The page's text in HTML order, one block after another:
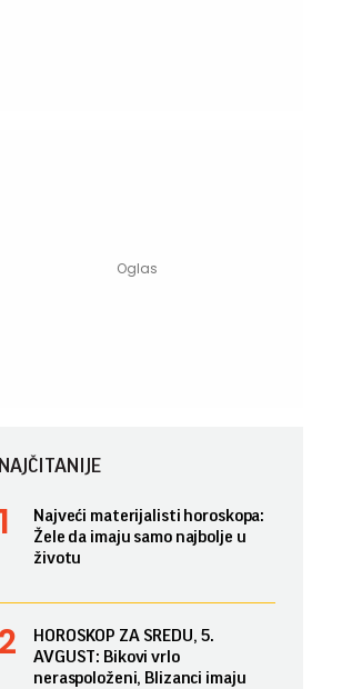
NAJČITANIJE
Najveći materijalisti horoskopa:
Žele da imaju samo najbolje u
životu
HOROSKOP ZA SREDU, 5.
AVGUST: Bikovi vrlo
neraspoloženi, Blizanci imaju